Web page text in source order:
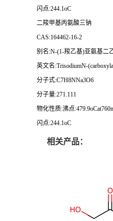
闪点:244.1oC
二羧甲基丙氨酸三钠
CAS:164462-16-2
别名:N-(1-羧乙基)亚氨基二
英文名:TrisodiumN-
分子式:C7H8NNa3O6
分子量:271.111
物化性质:沸点
闪点:244.1oC
相关产品：